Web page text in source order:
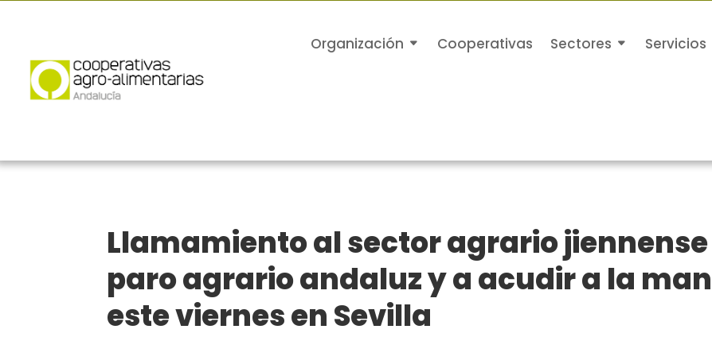
Organización Cooperativas Sectores Servicios
Llamamiento al sector agrario
paro agrario andaluz y a acudir a la
este viernes en Sevilla